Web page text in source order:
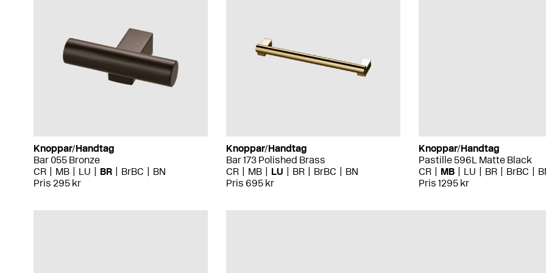
Knoppar/Handtag
Pastille 596L Matte Black
CR
MB LU BR BrBC
Pris 1295 kr
Knoppar/Handtag
Bar 055 Bronze
CR
MB LU BR BrBC
BN
Pris 295 kr
Knoppar/Handtag
Bar 173 Polished Brass
CR
MB LU BR BrBC
BN
Pris 695 kr